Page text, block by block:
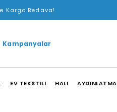
Kargo Bedava!
Kampanyalar
EV TEKSTİLİ HALI AYDINLATMA